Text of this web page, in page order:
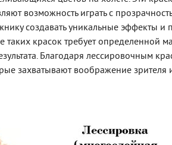
возможность играть с
создавать уникальные эффекты и
таких красок требует определенной
Благодаря лессировочным
захватывают воображение зрителя